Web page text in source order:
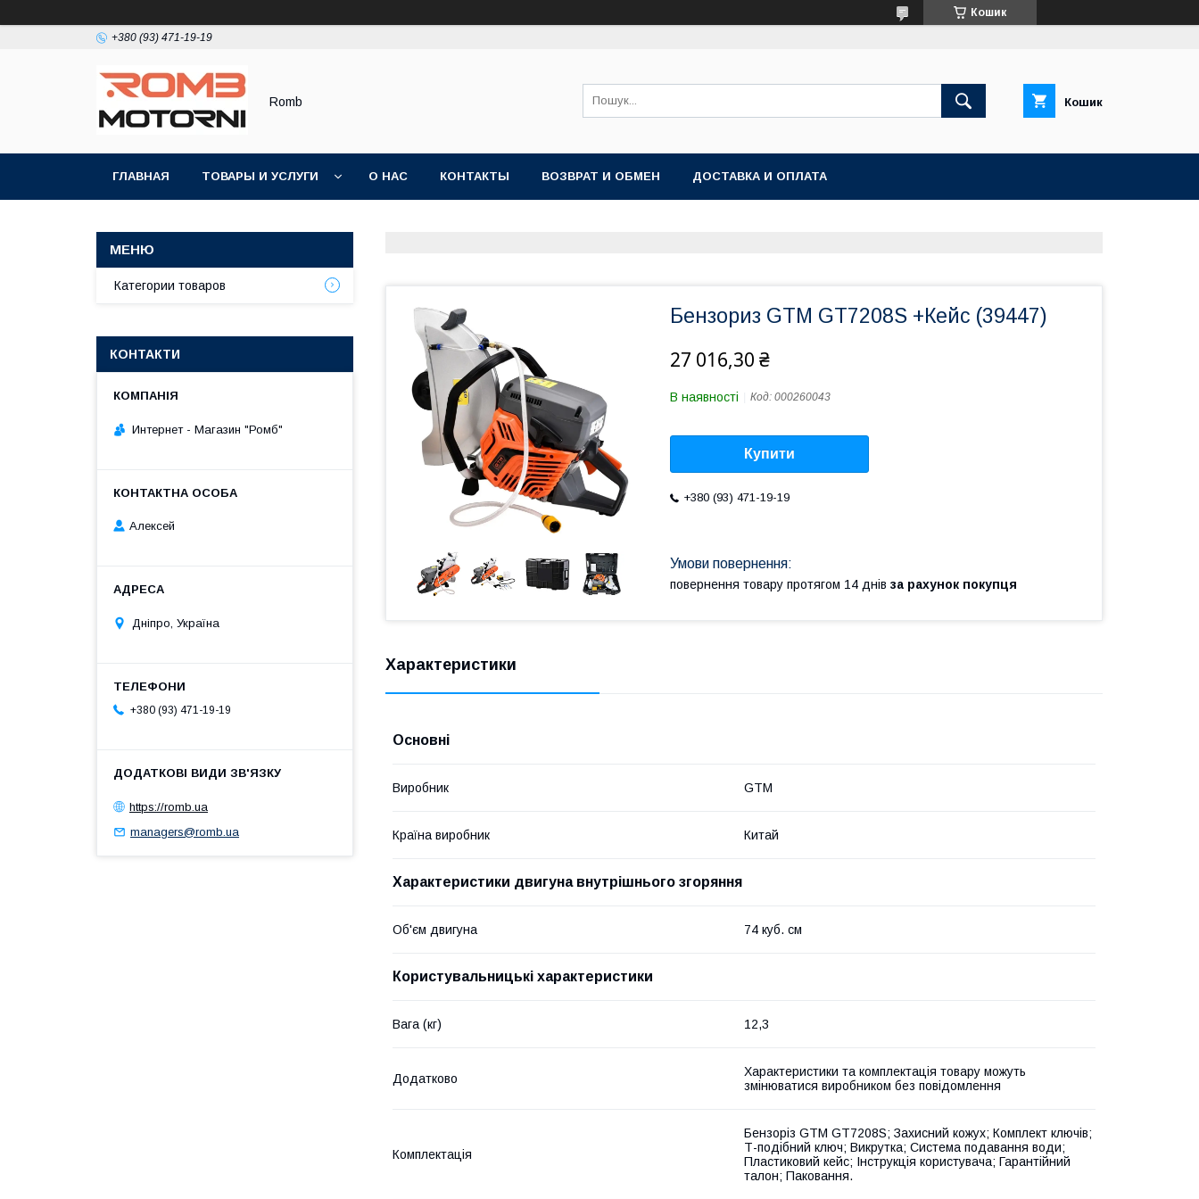
Кошик
+380 (93) 471-19-19
Romb Кошик
ГЛАВНАЯ ТОВАРЫ И УСЛУГИ О НАС КОНТАКТЫ ВОЗВРАТ И ОБМЕН ДОСТАВКА И ОПЛАТА
Бензориз GTM GT7208S +Кейс (39447)
27 016,30 ₴
В наявності Код: 000260043
Купити
+380 (93) 471-19-19
повернення товару протягом 14 днів за рахунок покупця
Характеристики
Основні
Виробник GTM
Країна виробник Китай
Характеристики двигуна внутрішнього згоряння
Об'єм двигуна 74 куб. см
Користувальницькі характеристики
Вага (кг) 12,3
Додатково
Характеристики та комплектація товару можуть
змінюватися виробником без повідомлення
Комплектація
Бензоріз GTM GT7208S; Захисний кожух; Комплект ключів;
Т-подібний ключ; Викрутка; Система подавання води;
Пластиковий кейс; Інструкція користувача; Гарантійний
талон; Паковання.
Категории товаров
КОНТАКТИ
Интернет - Магазин "Ромб"
Алексей
Дніпро, Україна
+380 (93) 471-19-19
https://romb.ua
managers@romb.ua